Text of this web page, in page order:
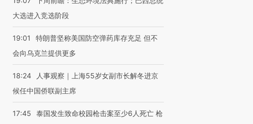
大选进入竞选阶段
19:01
特朗普坚称美国防空弹药库存充足 但不
会向乌克兰提供更多
18:24
人事观察｜上海55岁女副市长解冬进京
候任中国侨联副主席
17:45 泰国发生致命校园枪击案至少6人死亡 枪